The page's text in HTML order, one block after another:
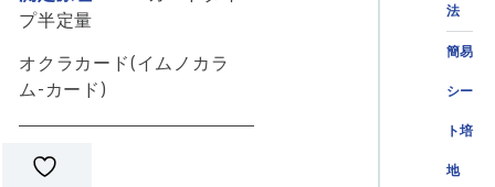
法
簡易
シー
ト培
地
プ半定量
オクラカード(イムノカラ
ム-カード)